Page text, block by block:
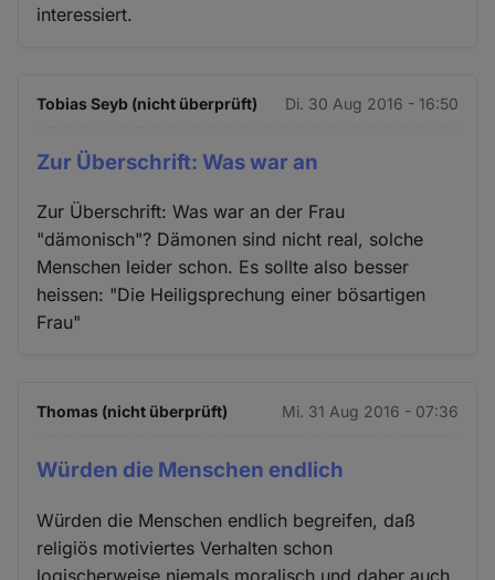
interessiert.
Tobias Seyb (nicht überprüft) Di. 30 Aug 2016 - 16:50
Zur Überschrift: Was war an
Zur Überschrift: Was war an der Frau
"dämonisch"? Dämonen sind nicht real, solche
Menschen leider schon. Es sollte also besser
heissen: "Die Heiligsprechung einer bösartigen
Frau"
Thomas (nicht überprüft) Mi. 31 Aug 2016 - 07:36
Würden die Menschen endlich
Würden die Menschen endlich begreifen, daß
religiös motiviertes Verhalten schon
logischerweise niemals moralisch und daher auch